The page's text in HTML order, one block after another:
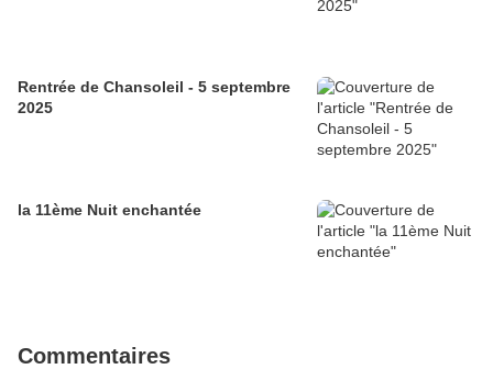
Rentrée de Chansoleil - 5 septembre
2025
la 11ème Nuit enchantée
Commentaires